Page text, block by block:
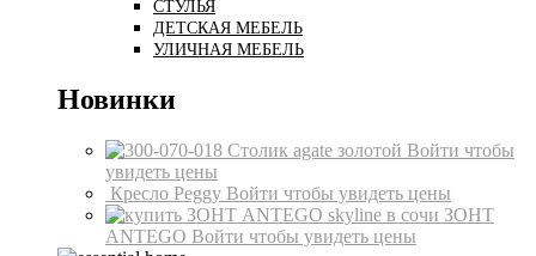
СТУЛЬЯ
ДЕТСКАЯ МЕБЕЛЬ
УЛИЧНАЯ МЕБЕЛЬ
Новинки
Столик agate золотой Войти чтобы
увидеть цены
Кресло Peggy Войти чтобы увидеть цены
ЗОНТ
ANTEGO Войти чтобы увидеть цены